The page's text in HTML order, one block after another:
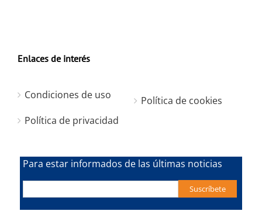
Enlaces de interés
Condiciones de uso
Política de privacidad
Política de cookies
Para estar informados de las últimas noticias